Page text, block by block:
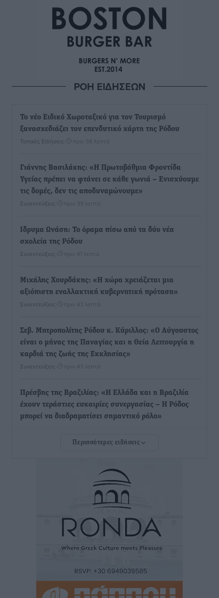
ΡΟΗ ΕΙΔΗΣΕΩΝ
Το νέο Ειδικό Χωροταξικό για τον Τουρισμό
ξανασχεδιάζει τον επενδυτικό χάρτη της Ρόδου
Τοπικές Ειδήσεις πριν 38 λεπτά
Γιάννης Βασιλάκης: «Η Πρωτοβάθμια Φροντίδα
Υγείας πρέπει να φτάνει σε κάθε γωνιά – Ενισχύουμε
τις δομές, δεν τις αποδυναμώνουμε»
Συνεντεύξεις πριν 39 λεπτά
Ιδρυμα Ωνάση: Το όραμα πίσω από τα δύο νέα
σχολεία της Ρόδου
Συνεντεύξεις πριν 41 λεπτά
Μιχάλης Χουρδάκης: «Η χώρα χρειάζεται μια
αξιόπιστη εναλλακτική κυβερνητική πρόταση»
Συνεντεύξεις πριν 43 λεπτά
Σεβ. Μητροπολίτης Ρόδου κ. Κύριλλος: «Ο Αύγουστος
είναι ο μήνας της Παναγίας και η Θεία Λειτουργία η
καρδιά της ζωής της Εκκλησίας»
Συνεντεύξεις πριν 43 λεπτά
Πρέσβης της Βραζιλίας: «Η Ελλάδα και η Βραζιλία
έχουν τεράστιες ευκαιρίες συνεργασίας – Η Ρόδος
μπορεί να διαδραματίσει σημαντικό ρόλο»
το μέλλον της μέσα στην αβεβαιότητα
Η υπογεννητικότητα βάζει λουκέτο σε 11 σχολεία
Πρωτοβάθμιας στα Δωδεκάνησα
πριν 47 λεπτά
αγορά της Ρόδου κινείται κάτω από τις προσδοκίες
Ρεπορτάζ• πριν 49 λεπτά
Περισσότερες ειδήσεις